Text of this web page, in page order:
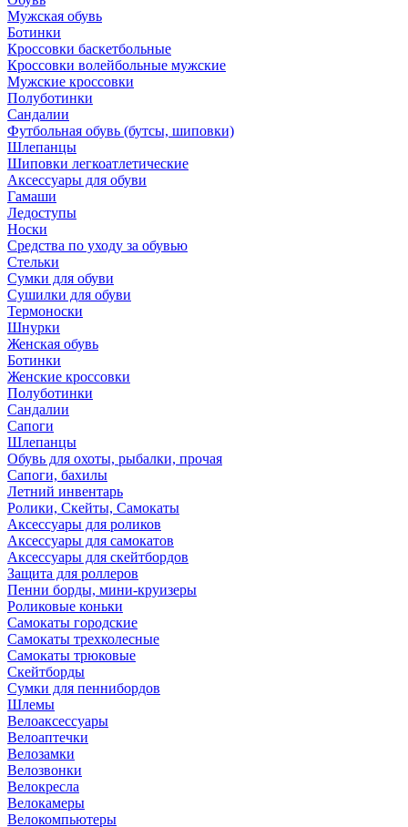
Мужская обувь
Ботинки
Кроссовки баскетбольные
Кроссовки волейбольные мужские
Мужские кроссовки
Полуботинки
Сандалии
Футбольная обувь (бутсы, шиповки)
Шлепанцы
Шиповки легкоатлетические
Аксессуары для обуви
Гамаши
Ледоступы
Носки
Средства по уходу за обувью
Стельки
Сумки для обуви
Сушилки для обуви
Термоноски
Шнурки
Женская обувь
Ботинки
Женские кроссовки
Полуботинки
Сандалии
Сапоги
Шлепанцы
Обувь для охоты, рыбалки, прочая
Сапоги, бахилы
Летний инвентарь
Ролики, Скейты, Самокаты
Аксессуары для роликов
Аксессуары для самокатов
Аксессуары для скейтбордов
Защита для роллеров
Пенни борды, мини-круизеры
Роликовые коньки
Самокаты городские
Самокаты трехколесные
Самокаты трюковые
Скейтборды
Сумки для пеннибордов
Шлемы
Велоаксессуары
Велоаптечки
Велозамки
Велозвонки
Велокресла
Велокамеры
Велокомпьютеры